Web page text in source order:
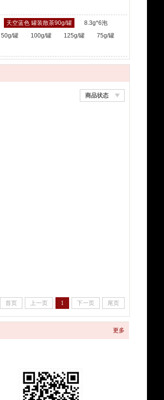
天空蓝色 罐装散茶90g/罐
8.3g*6泡
50g/罐 100g/罐 125g/罐
75g/罐
商品状态
首页 上一页 1 下一页 尾页
更多